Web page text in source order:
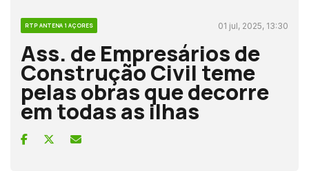
RTP ANTENA 1 AÇORES 01 jul, 2025, 13:30
Ass. de Empresários de
Construção Civil teme
pelas obras que decorre
em todas as ilhas